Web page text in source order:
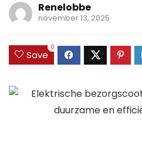
Renelobbe
november 13, 2025
Save
0